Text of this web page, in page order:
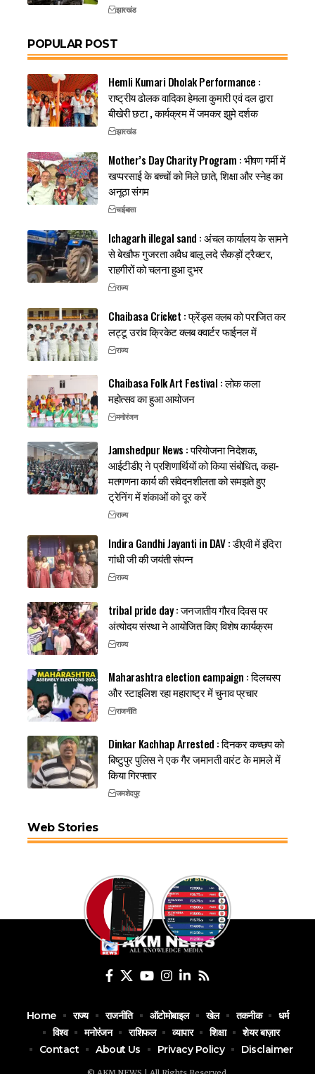
झारखंड
POPULAR POST
Hemli Kumari Dholak Performance :
राष्ट्रीय ढोलक वादिका हेमला कुमारी एवं दल द्वारा
बीखेरी छटा , कार्यक्रम में जमकर झुमे दर्शक
झारखंड
Mother’s Day Charity Program : भीषण गर्मी में
खप्परसाई के बच्चों को मिले छाते, शिक्षा और स्नेह का
अनूठा संगम
चाईबासा
Ichagarh illegal sand : अंचल कार्यालय के सामने
से बेखौफ गुजरता अवैध बालू लदे सैकड़ों ट्रैक्टर,
राहगीरों को चलना हुआ दुभर
राज्य
Chaibasa Cricket : फ्रेंड्स क्लब को पराजित कर
लट्टू उरांव क्रिकेट क्लब क्वार्टर फाईनल में
राज्य
Chaibasa Folk Art Festival : लोक कला
महोत्सव का हुआ आयोजन
मनोरंजन
Jamshedpur News : परियोजना निदेशक,
आईटीडीए ने प्रशिणार्थियों को किया संबोधित, कहा-
मतगणना कार्य की संवेदनशीलता को समझते हुए
ट्रेनिंग में शंकाओं को दूर करें
राज्य
Indira Gandhi Jayanti in DAV : डीएवी में इंदिरा
गांधी जी की जयंती संपन्न
राज्य
tribal pride day : जनजातीय गौरव दिवस पर
अंत्योदय संस्था ने आयोजित किए विशेष कार्यक्रम
राज्य
Maharashtra election campaign : दिलचस्प
और स्टाइलिश रहा महाराष्ट्र में चुनाव प्रचार
राजनीति
Dinkar Kachhap Arrested : दिनकर कच्छप को
बिष्टुपुर पुलिस ने एक गैर जमानती वारंट के मामले में
किया गिरफ्तार
जमशेदपुर
Web Stories
Home राज्य राजनीति ऑटोमोबाइल खेल तकनीक
धर्म
विश्व
मनोरंजन राशिफल व्यापार शिक्षा
शेयर बाज़ार
Contact
About Us Privacy Policy Disclaimer